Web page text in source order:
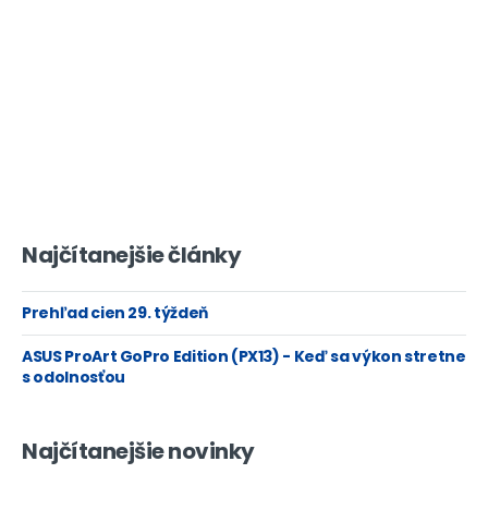
Najčítanejšie články
Prehľad cien 29. týždeň
ASUS ProArt GoPro Edition (PX13) - Keď sa výkon stretne
s odolnosťou
Najčítanejšie novinky